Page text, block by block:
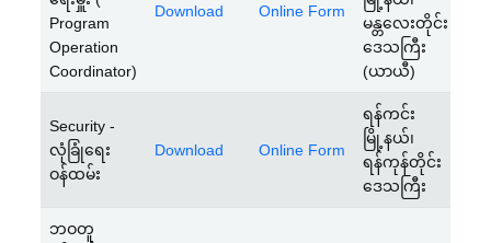
Program
Operation
Coordinator)
Download Online Form
မန္တလေးတိုင်း
ဒေသကြီး
(ယာယီ)
Security -
လုံခြုံရေး
ဝန်ထမ်း
Download Online Form
ရန်ကင်း
မြို့နယ်၊
ရန်ကုန်တိုင်း
ဒေသကြီး
ဘဝတူ